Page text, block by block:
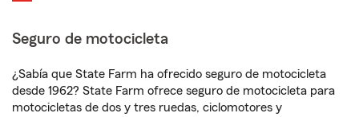
Seguro de motocicleta
¿Sabía que State Farm ha ofrecido seguro de motocicleta
desde 1962? State Farm ofrece seguro de motocicleta para
motocicletas de dos y tres ruedas, ciclomotores y